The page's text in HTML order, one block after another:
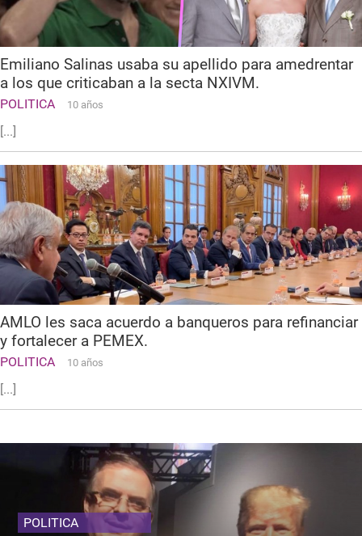
Emiliano Salinas usaba su apellido para amedrentar
a los que criticaban a la secta NXIVM.
POLITICA 10 años
[...]
AMLO les saca acuerdo a banqueros para refinanciar
y fortalecer a PEMEX.
POLITICA 10 años
[...]
POLITICA